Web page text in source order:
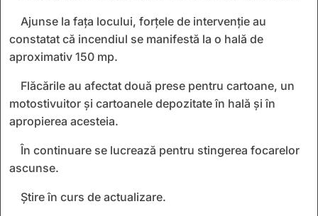
Ajunse la fața locului, forțele de intervenție au
constatat că incendiul se manifestă la o hală de
aproximativ 150 mp.
Flăcările au afectat două prese pentru cartoane, un
motostivuitor și cartoanele depozitate în hală și în
apropierea acesteia.
În continuare se lucrează pentru stingerea focarelor
ascunse.
Știre în curs de actualizare.